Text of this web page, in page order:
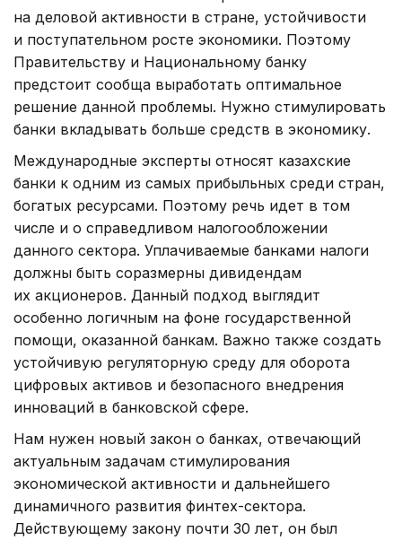
на деловой активности в стране, устойчивости
и поступательном росте экономики. Поэтому
Правительству и Национальному банку
предстоит сообща выработать оптимальное
решение данной проблемы. Нужно стимулировать
банки вкладывать больше средств в экономику.
Международные эксперты относят казахские
банки к одним из самых прибыльных среди стран,
богатых ресурсами. Поэтому речь идет в том
числе и о справедливом налогообложении
данного сектора. Уплачиваемые банками налоги
должны быть соразмерны дивидендам
их акционеров. Данный подход выглядит
особенно логичным на фоне государственной
помощи, оказанной банкам. Важно также создать
устойчивую регуляторную среду для оборота
цифровых активов и безопасного внедрения
инноваций в банковской сфере.
Нам нужен новый закон о банках, отвечающий
актуальным задачам стимулирования
экономической активности и дальнейшего
динамичного развития финтех-сектора.
Действующему закону почти 30 лет, он был